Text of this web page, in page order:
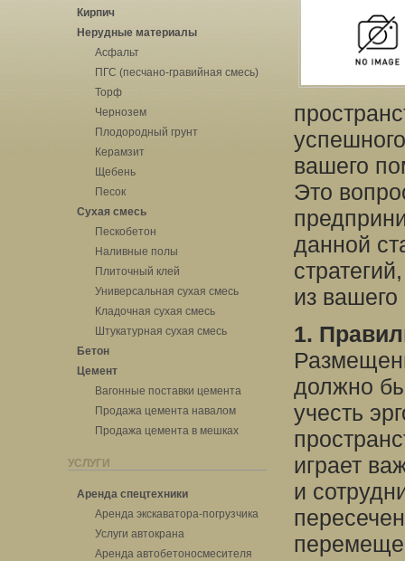
Кирпич
Нерудные материалы
Асфальт
ПГС (песчано-гравийная смесь)
Торф
Чернозем
Плодородный грунт
Керамзит
Щебень
Песок
Сухая смесь
Пескобетон
Наливные полы
Плиточный клей
Универсальная сухая смесь
Кладочная сухая смесь
Штукатурная сухая смесь
Бетон
Цемент
Вагонные поставки цемента
Продажа цемента навалом
Продажа цемента в мешках
УСЛУГИ
Аренда спецтехники
Аренда экскаватора-погрузчика
Услуги автокрана
Аренда автобетоносмесителя
вашего
Это
данной
из
1.
должно
учесть
играет
и